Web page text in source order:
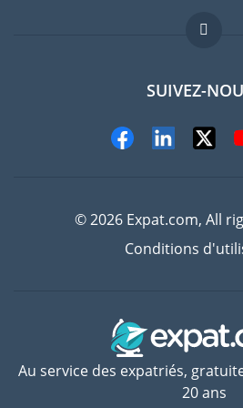
Offres FAQ
Experts
SUIVEZ-
© 2026 Expat.com, All
Conditions
Au service des expatriés,
20 ans